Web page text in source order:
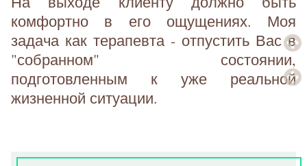
комфортно в его ощущениях. Моя
задача как терапевта - отпустить Вас в
"собранном" состоянии,
подготовленным к уже реальной
жизненной ситуации.